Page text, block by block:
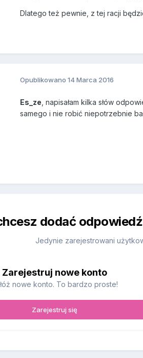
Dlatego też pewnie, z tej racji
Opublikowano 14 Marca 2016
Es_ze , napisałam kilka słów
samego i nie robić niepotrzebnie
dodać
Jedynie zarejestrowani
Zarejestruj nowe konto
nowe konto. To bardzo proste!
Zarejestruj się